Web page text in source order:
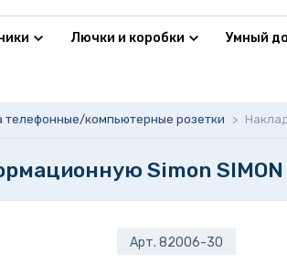
Лючки и коробки Умный
телефонные/компьютерные розетки >
Simon
Арт. 82006-30